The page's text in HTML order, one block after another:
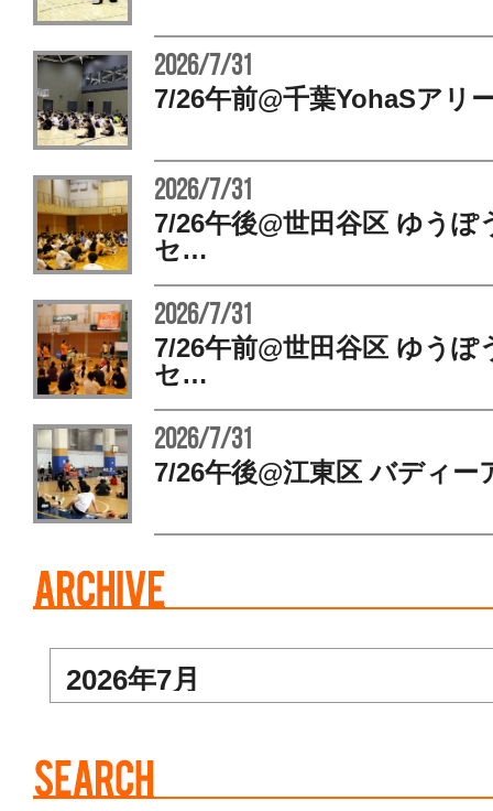
2026/7/31
7/26午前@千葉YohaSア
2026/7/31
7/26午後@世田谷区 ゆうぽ
セ…
2026/7/31
7/26午前@世田谷区 ゆうぽ
セ…
2026/7/31
7/26午後@江東区 バディ